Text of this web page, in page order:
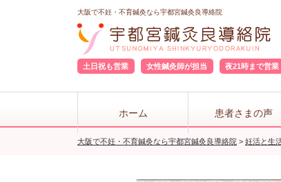
大阪で不妊・不育鍼灸なら宇都宮鍼灸良導絡院
土日祝も営業 女性鍼灸師が担当 夜21時まで営業
ホーム 患者さまの声
大阪で不妊・不育鍼灸なら宇都宮鍼灸良導絡院 > 妊活と生